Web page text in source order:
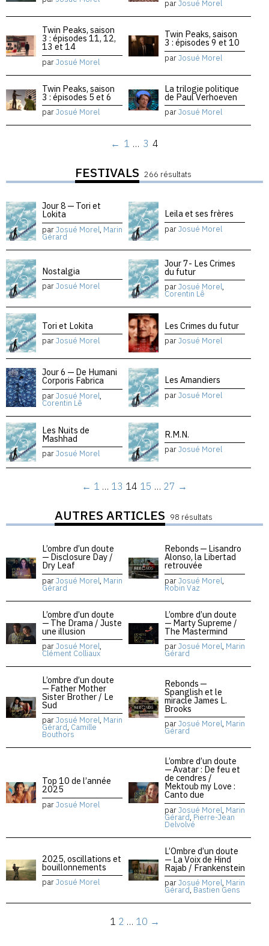
parJosué Morel
Twin Peaks, saison
3 : épisodes 11, 12,
13 et 14
parJosué Morel
Twin Peaks, saison
3 : épisodes 9 et 10
parJosué Morel
Twin Peaks, saison
3 : épisodes 5 et 6
parJosué Morel
La trilogie politique
de Paul Verhoeven
parJosué Morel
← 1 … 3 4
FESTIVALS 266 résultats
Jour 8 — Tori et
Lokita
parJosué Morel, Marin
Gérard
Leila et ses frères
parJosué Morel
Nostalgia
parJosué Morel
Jour 7- Les Crimes
du futur
parJosué Morel,
Corentin Lê
Tori et Lokita
parJosué Morel
Les Crimes du futur
parJosué Morel
Jour 6 — De Humani
Corporis Fabrica
parJosué Morel,
Corentin Lê
Les Amandiers
parJosué Morel
Les Nuits de
Mashhad
parJosué Morel
R.M.N.
parJosué Morel
← 1 … 13 14 15 … 27 →
AUTRES ARTICLES 98 résultats
L’ombre d’un doute
— Disclosure Day /
Dry Leaf
parJosué Morel, Marin
Gérard
Rebonds — Lisandro
Alonso, la Libertad
retrouvée
parJosué Morel,
Robin Vaz
L’ombre d’un doute
— The Drama / Juste
une illusion
parJosué Morel,
Clément Colliaux
L’ombre d’un doute
— Marty Supreme /
The Mastermind
parJosué Morel, Marin
Gérard
L’ombre d’un doute
— Father Mother
Sister Brother / Le
Sud
parJosué Morel, Marin
Gérard, Camille
Bouthors
Rebonds —
Spanglish et le
miracle James L.
Brooks
parJosué Morel, Marin
Gérard
Top 10 de l’année
2025
parJosué Morel
L’ombre d’un doute
— Avatar : De feu et
de cendres /
Mektoub my Love :
Canto due
parJosué Morel, Marin
Gérard, Pierre-Jean
Delvolvé
2025, oscillations et
bouillonnements
parJosué Morel
L’Ombre d’un doute
— La Voix de Hind
Rajab / Frankenstein
parJosué Morel, Marin
Gérard, Bastien Gens
1 2 … 10 →